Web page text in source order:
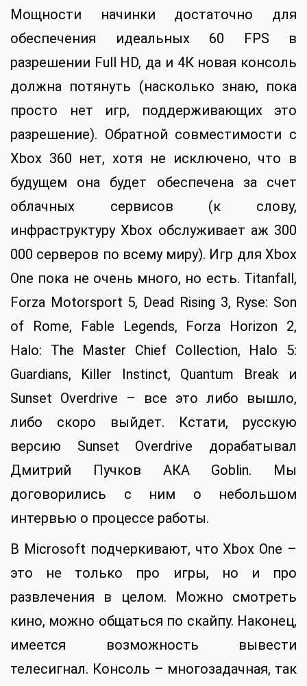
Мощности начинки достаточно для
обеспечения идеальных 60 FPS в
разрешении Full HD, да и 4К новая консоль
должна потянуть (насколько знаю, пока
просто нет игр, поддерживающих это
разрешение). Обратной совместимости с
Xbox 360 нет, хотя не исключено, что в
будущем она будет обеспечена за счет
облачных сервисов (к слову,
инфраструктуру Xbox обслуживает аж 300
000 серверов по всему миру). Игр для Xbox
One пока не очень много, но есть. Titanfall,
Forza Motorsport 5, Dead Rising 3, Ryse: Son
of Rome, Fable Legends, Forza Horizon 2,
Halo: The Master Chief Collection, Halo 5:
Guardians, Killer Instinct, Quantum Break и
Sunset Overdrive – все это либо вышло,
либо скоро выйдет. Кстати, русскую
версию Sunset Overdrive дорабатывал
Дмитрий Пучков АКА Goblin. Мы
договорились с ним о небольшом
интервью о процессе работы.
В Microsoft подчеркивают, что Xbox One –
это не только про игры, но и про
развлечения в целом. Можно смотреть
кино, можно общаться по скайпу. Наконец,
имеется возможность вывести
телесигнал. Консоль – многозадачная, так